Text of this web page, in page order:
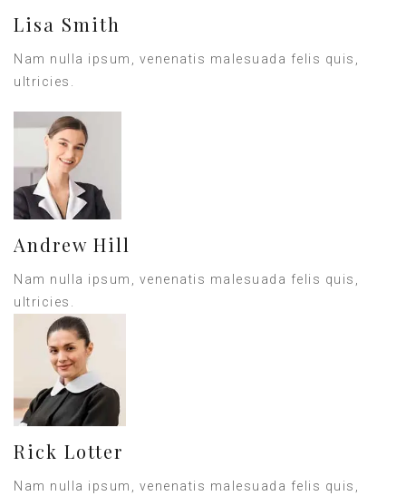
Lisa Smith
Nam nulla ipsum, venenatis malesuada felis quis,
ultricies.
Andrew Hill
Nam nulla ipsum, venenatis malesuada felis quis,
ultricies.
Rick Lotter
Nam nulla ipsum, venenatis malesuada felis quis,